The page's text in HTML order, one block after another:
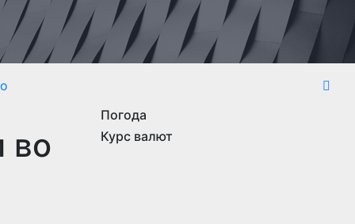
во
Погода
Курс валют